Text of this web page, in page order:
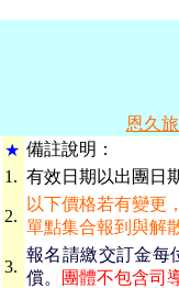
恩久
★ 備註說明：
1. 有效日期 以出團日
2.
以下價格若有變更
單點集合報到與解
3.
報名請繳交訂金每
償。
團體不包含司